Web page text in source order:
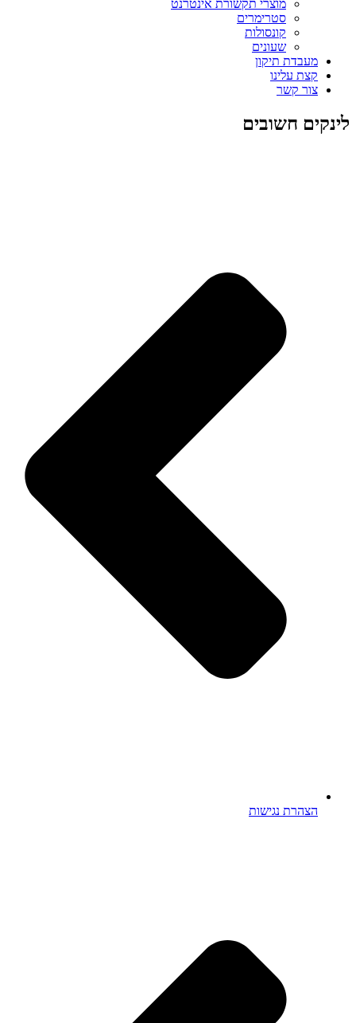
מוצרי תקשורת אינטרנט
סטרימרים
קונסולות
שעונים
מעבדת תיקון
קצת עלינו
צור קשר
לינקים חשובים
הצהרת נגישות